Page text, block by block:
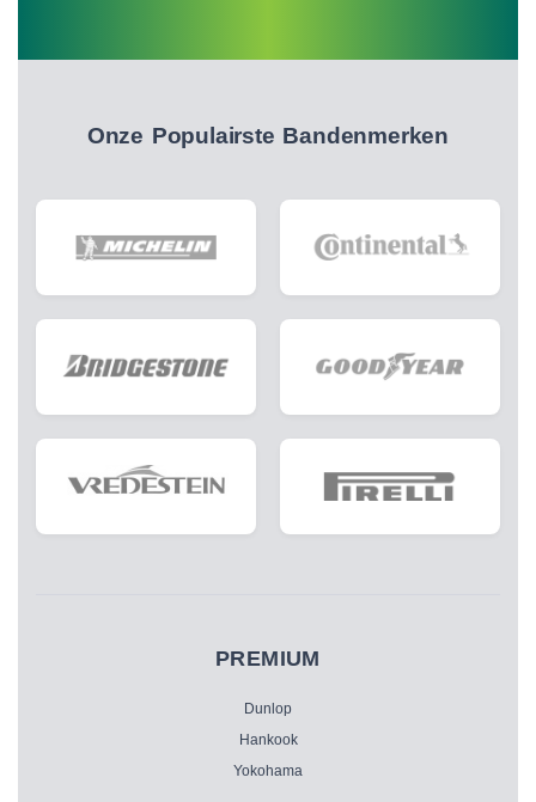
Onze Populairste Bandenmerken
PREMIUM
Dunlop
Hankook
Yokohama